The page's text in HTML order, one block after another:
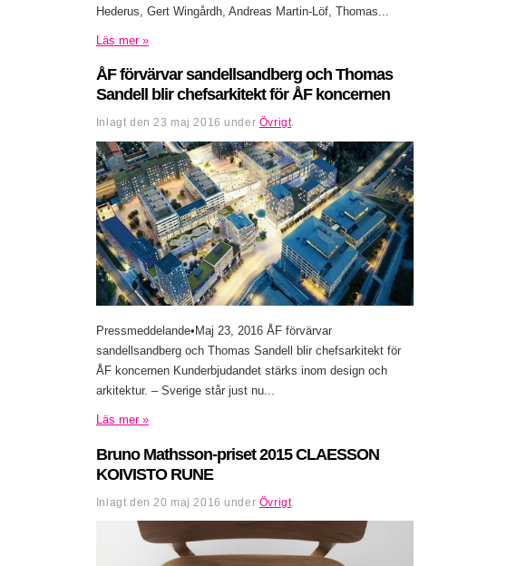
Hederus, Gert Wingårdh, Andreas Martin-Löf, Thomas...
Läs mer »
ÅF förvärvar sandellsandberg och Thomas
Sandell blir chefsarkitekt för ÅF koncernen
Inlagt den 23 maj 2016 under Övrigt.
Pressmeddelande•Maj 23, 2016 ÅF förvärvar
sandellsandberg och Thomas Sandell blir chefsarkitekt för
ÅF koncernen Kunderbjudandet stärks inom design och
arkitektur. – Sverige står just nu...
Läs mer »
Bruno Mathsson-priset 2015 CLAESSON
KOIVISTO RUNE
Inlagt den 20 maj 2016 under Övrigt.